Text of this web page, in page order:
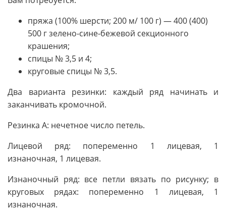
пряжа (100% шерсти; 200 м/ 100 г) — 400 (400)
500 г зелено-сине-бежевой секционного
крашения;
спицы № 3,5 и 4;
круговые спицы № 3,5.
Два варианта резинки: каждый ряд начинать и
заканчивать кромочной.
Резинка А: нечетное число петель.
Лицевой ряд: попеременно 1 лицевая, 1
изнаночная, 1 лицевая.
Изнаночный ряд: все петли вязать по рисунку; в
круговых рядах: попеременно 1 лицевая, 1
изнаночная.